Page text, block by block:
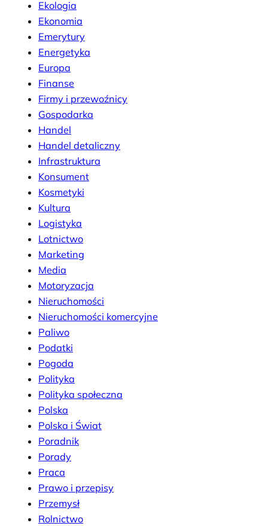
Ekologia
Ekonomia
Emerytury
Energetyka
Europa
Finanse
Firmy i przewoźnicy
Gospodarka
Handel
Handel detaliczny
Infrastruktura
Konsument
Kosmetyki
Kultura
Logistyka
Lotnictwo
Marketing
Media
Motoryzacja
Nieruchomości
Nieruchomości komercyjne
Paliwo
Podatki
Pogoda
Polityka
Polityka społeczna
Polska
Polska i Świat
Poradnik
Porady
Praca
Prawo i przepisy
Przemysł
Rolnictwo